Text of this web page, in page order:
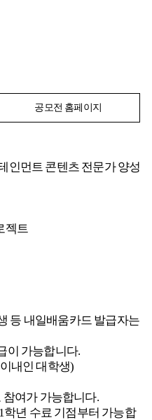
공모전 홈페이지
인먼트 콘텐츠 전문가 양성
젝트
등 내일배움카드 발급자는
이 가능합니다.
내인 대학생)
여가 가능합니다.
년 수료 기점부터 가능합